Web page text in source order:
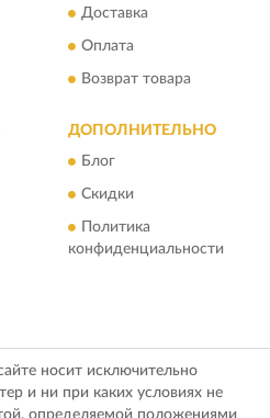
Доставка
Оплата
Возврат товара
ДОПОЛНИТЕЛЬНО
Блог
Скидки
Политика
конфиденциальности
носит исключительно
и ни при каких условиях не
определяемой положениями